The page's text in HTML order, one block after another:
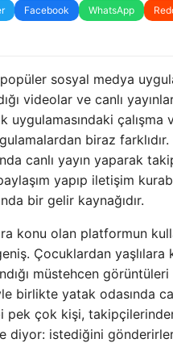
Facebook WhatsApp
sosyal medya
videolar ve canlı
uygulamasındaki çalışma
biraz farklıdır.
canlı yayın yaparak
yapıp iletişim
bir gelir kaynağıdır.
konu olan platformun
Çocuklardan yaşlılara
müstehcen
birlikte yatak odasında
pek çok kişi,
diyor: istediğini